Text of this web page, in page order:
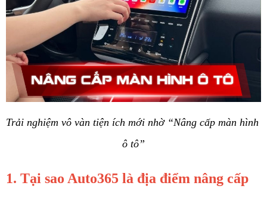
Trải nghiệm vô vàn tiện ích mới nhờ “Nâng cấp màn hình
ô tô”
1. Tại sao Auto365 là địa điểm nâng cấp